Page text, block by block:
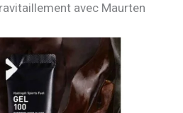
avec Maurten